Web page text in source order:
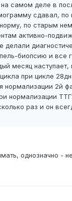
самом деле в
сдавал,
по старым
активно-
делали
биопсию и все
месяц
при цикле
нормализации 2й
нормализации
раз и он
однозначно -